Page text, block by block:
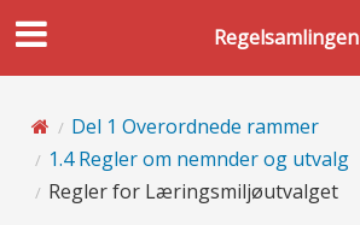
Regelsamlingen
Del 1 Overordnede rammer
1.4 Regler om nemnder og utvalg
Regler for Læringsmiljøutvalget